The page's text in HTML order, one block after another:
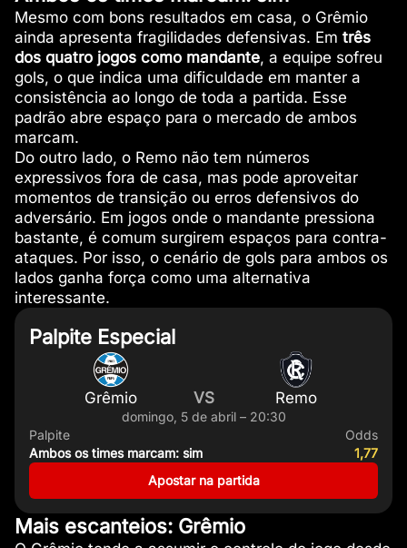
Mesmo com bons resultados em casa, o Grêmio
ainda apresenta fragilidades defensivas. Em três
dos quatro jogos como mandante, a equipe sofreu
gols, o que indica uma dificuldade em manter a
consistência ao longo de toda a partida. Esse
padrão abre espaço para o mercado de ambos
marcam.
Do outro lado, o Remo não tem números
expressivos fora de casa, mas pode aproveitar
momentos de transição ou erros defensivos do
adversário. Em jogos onde o mandante pressiona
bastante, é comum surgirem espaços para contra-
ataques. Por isso, o cenário de gols para ambos os
lados ganha força como uma alternativa
interessante.
Palpite Especial
Grêmio VS Remo
domingo, 5 de abril – 20:30
Palpite
Ambos os times marcam: sim
Odds
1,77
Apostar na partida
Mais escanteios: Grêmio